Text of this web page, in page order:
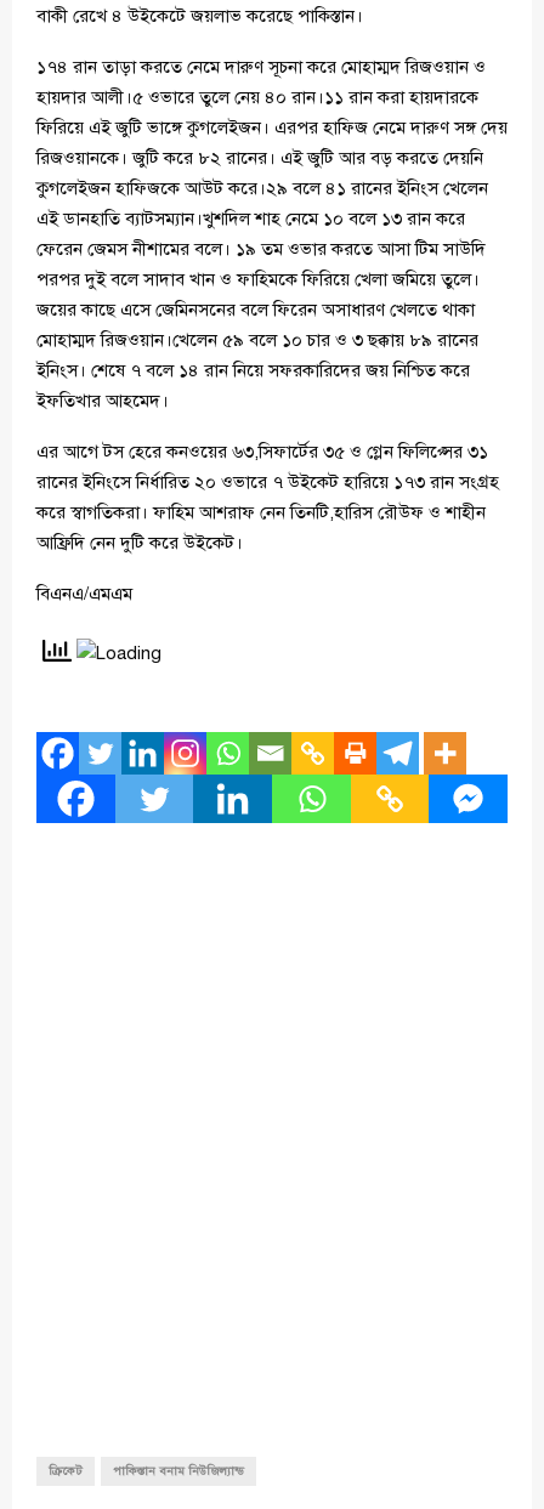
বাকী রেখে ৪ উইকেটে জয়লাভ করেছে পাকিস্তান।
১৭৪ রান তাড়া করতে নেমে দারুণ সূচনা করে মোহাম্মদ রিজওয়ান ও
হায়দার আলী।৫ ওভারে তুলে নেয় ৪০ রান।১১ রান করা হায়দারকে
ফিরিয়ে এই জুটি ভাঙ্গে কুগলেইজন। এরপর হাফিজ নেমে দারুণ সঙ্গ দেয়
রিজওয়ানকে। জুটি করে ৮২ রানের। এই জুটি আর বড় করতে দেয়নি
কুগলেইজন হাফিজকে আউট করে।২৯ বলে ৪১ রানের ইনিংস খেলেন
এই ডানহাতি ব্যাটসম্যান।খুশদিল শাহ নেমে ১০ বলে ১৩ রান করে
ফেরেন জেমস নীশামের বলে। ১৯ তম ওভার করতে আসা টিম সাউদি
পরপর দুই বলে সাদাব খান ও ফাহিমকে ফিরিয়ে খেলা জমিয়ে তুলে।
জয়ের কাছে এসে জেমিনসনের বলে ফিরেন অসাধারণ খেলতে থাকা
মোহাম্মদ রিজওয়ান।খেলেন ৫৯ বলে ১০ চার ও ৩ ছক্কায় ৮৯ রানের
ইনিংস। শেষে ৭ বলে ১৪ রান নিয়ে সফরকারিদের জয় নিশ্চিত করে
ইফতিখার আহমেদ।
এর আগে টস হেরে কনওয়ের ৬৩,সিফার্টের ৩৫ ও গ্লেন ফিলিপ্সের ৩১
রানের ইনিংসে নির্ধারিত ২০ ওভারে ৭ উইকেট হারিয়ে ১৭৩ রান সংগ্রহ
করে স্বাগতিকরা। ফাহিম আশরাফ নেন তিনটি,হারিস রৌউফ ও শাহীন
আফ্রিদি নেন দুটি করে উইকেট।
বিএনএ/এমএম
ক্রিকেট পাকিস্তান বনাম নিউজিল্যান্ড